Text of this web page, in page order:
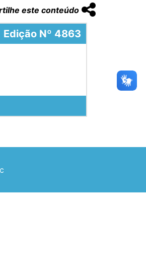
este conteúdo
Edição Nº 4863